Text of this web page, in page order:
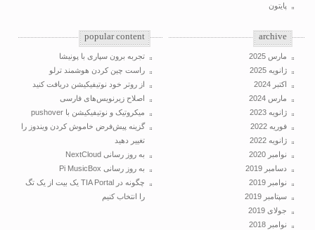
پایتون
archive
مارس 2025
ژانویه 2025
اکتبر 2024
مارس 2024
ژانویه 2023
فوریه 2022
ژانویه 2022
نوامبر 2020
دسامبر 2019
نوامبر 2019
سپتامبر 2019
جولای 2019
نوامبر 2018
popular content
تجربه برون سپاری با پونیشا
راست چین کردن هوشمند ترلو
از روتر خود نوتیفیکیشن دریافت کنید
اصلاح زیرنویس‌های فارسی
میکروتیک و نوتیفیکیشن با pushover
گزینه پیش‌فرض خاموش کردن ویندوز را
تغییر دهید
به روز رسانی NextCloud
به روز رسانی Pi MusicBox
چگونه در TIA Portal یک بیت از یک تگ
را انتخاب کنیم